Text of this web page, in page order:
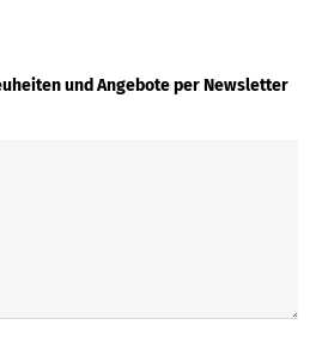
und Angebote per Newsletter